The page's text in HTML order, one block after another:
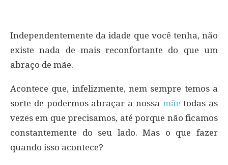
Independentemente da idade que você tenha, não
existe nada de mais reconfortante do que um
abraço de mãe.
Acontece que, infelizmente, nem sempre temos a
sorte de podermos abraçar a nossa mãe todas as
vezes em que precisamos, até porque não ficamos
constantemente do seu lado. Mas o que fazer
quando isso acontece?